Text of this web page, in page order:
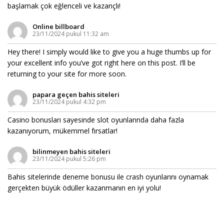
başlamak çok eğlenceli ve kazançlı!
Online billboard
23/11/2024 pukul 11:32 am
Hey there! I simply would like to give you a huge thumbs up for
your excellent info you’ve got right here on this post. I’ll be
returning to your site for more soon.
papara geçen bahis siteleri
23/11/2024 pukul 4:32 pm
Casino bonusları sayesinde slot oyunlarında daha fazla
kazanıyorum, mükemmel fırsatlar!
bilinmeyen bahis siteleri
23/11/2024 pukul 5:26 pm
Bahis sitelerinde deneme bonusu ile crash oyunlarını oynamak
gerçekten büyük ödüller kazanmanın en iyi yolu!